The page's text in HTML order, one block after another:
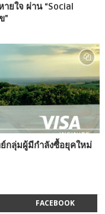
ยใจ ผ่าน “Social
”
กลุ่มผู้มีกำลังซื้อยุคใหม่
FACEBOOK